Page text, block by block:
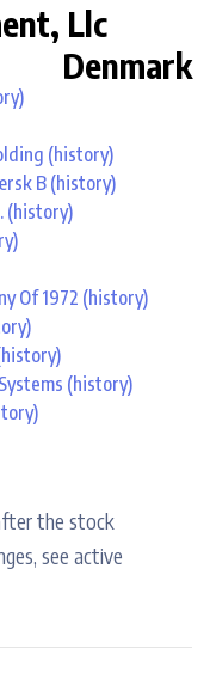
Llc
Denmark
(history)
B(history)
(history)
Of 1972 (history)
(history)
the stock
see active